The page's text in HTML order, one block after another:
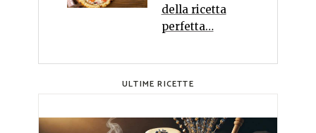
della ricetta
perfetta…
ULTIME RICETTE